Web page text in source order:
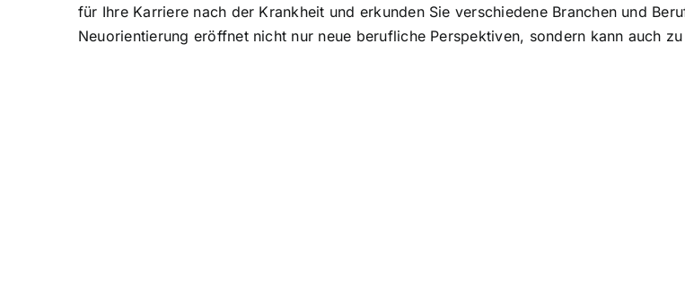
für Ihre Karriere nach der Krankheit und erkunden Sie verschiedene Branchen und
Neuorientierung eröffnet nicht nur neue berufliche Perspektiven, sondern kann auch